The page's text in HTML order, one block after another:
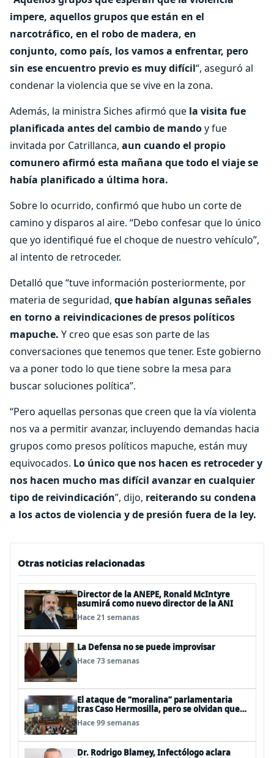
impere, aquellos grupos que están en el
narcotráfico, en el robo de madera, en
conjunto, como país, los vamos a enfrentar, pero
sin ese encuentro previo es muy difícil“, aseguró al
condenar la violencia que se vive en la zona.
Además, la ministra Siches afirmó que la visita fue
planificada antes del cambio de mandoy fue
invitada por Catrillanca, aun cuando el propio
comunero afirmó esta mañana que todo el viaje se
había planificado a última hora.
Sobre lo ocurrido, confirmó que hubo un corte de
camino y disparos al aire. “Debo confesar que lo único
que yo identifiqué fue el choque de nuestro vehículo”,
al intento de retroceder.
Detalló que “tuve información posteriormente, por
materia de seguridad, que habían algunas señales
en torno a reivindicaciones de presos políticos
mapuche. Y creo que esas son parte de las
conversaciones que tenemos que tener. Este gobierno
va a poner todo lo que tiene sobre la mesa para
buscar soluciones política”.
“Pero aquellas personas que creen que la vía violenta
nos va a permitir avanzar, incluyendo demandas hacia
grupos como presos políticos mapuche, están muy
equivocados. Lo único que nos hacen es retroceder y
nos hacen mucho mas difícil avanzar en cualquier
tipo de reivindicación”, dijo, reiterando su condena
a los actos de violencia y de presión fuera de la ley.
Otras noticias relacionadas
Director de la ANEPE, Ronald McIntyre
asumirá como nuevo director de la ANI
Hace 21 semanas
La Defensa no se puede improvisar
Hace 73 semanas
El ataque de “moralina” parlamentaria
tras Caso Hermosilla, pero se olvidan que
son los peor evaluados
Hace 99 semanas
Dr. Rodrigo Blamey, Infectólogo aclara